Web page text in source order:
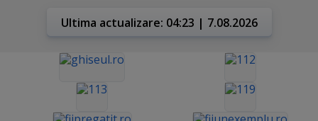
Ultima actualizare: 04:23 | 7.08.2026